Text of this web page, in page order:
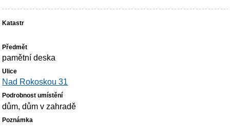
pamětní deska
Nad Rokoskou 31
dům, dům v zahradě